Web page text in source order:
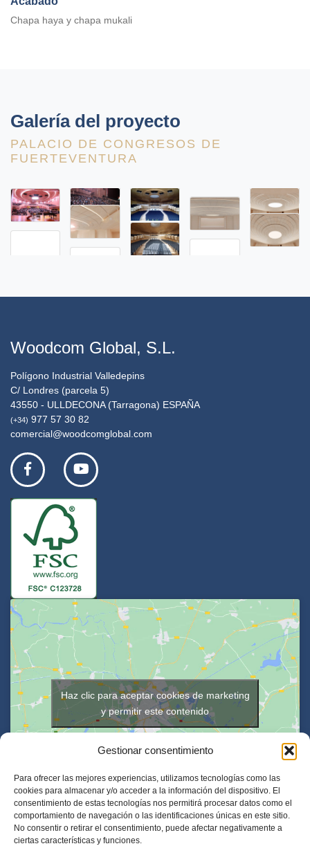
Gestionar consentimiento
Para ofrecer las mejores experiencias, utilizamos tecnologías como las
cookies para almacenar y/o acceder a la información del dispositivo. El
consentimiento de estas tecnologías nos permitirá procesar datos como el
comportamiento de navegación o las identificaciones únicas en este sitio.
No consentir o retirar el consentimiento, puede afectar negativamente a
ciertas características y funciones.
Chapa haya y chapa mukali
Galería del proyecto
PALACIO DE CONGRESOS DE
FUERTEVENTURA
Woodcom Global, S.L.
Polígono Industrial Valledepins
C/ Londres (parcela 5)
43550 - ULLDECONA (Tarragona) ESPAÑA
(+34) 977 57 30 82
comercial@woodcomglobal.com
Haz clic para aceptar cookies de marketing
y permitir este contenido